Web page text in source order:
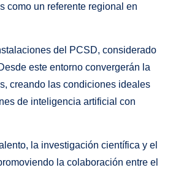
como un referente regional en
del PCSD, considerado
este entorno convergerán la
creando las condiciones ideales
de inteligencia artificial con
la investigación científica y el
la colaboración entre el